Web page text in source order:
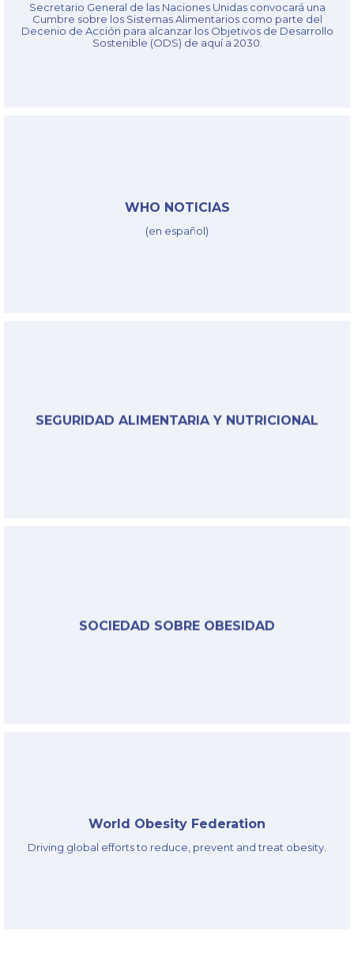
Secretario General de las Naciones Unidas convocará una
Cumbre sobre los Sistemas Alimentarios como parte del
Decenio de Acción para alcanzar los Objetivos de Desarrollo
Sostenible (ODS) de aquí a 2030.
Link
WHO NOTICIAS
(en español)
Link
SEGURIDAD ALIMENTARIA Y NUTRICIONAL
SOCIEDAD SOBRE OBESIDAD
World Obesity Federation
Driving global efforts to reduce, prevent and treat obesity.
Link